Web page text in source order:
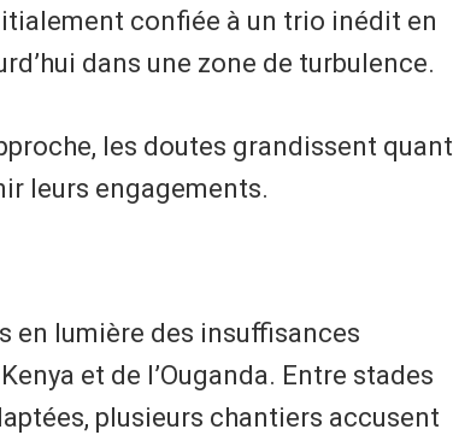
confiée à un trio inédit en
dans une zone de turbulence.
les doutes grandissent quant
leurs engagements.
en lumière des insuffisances
et de l’Ouganda. Entre stades
plusieurs chantiers accusent